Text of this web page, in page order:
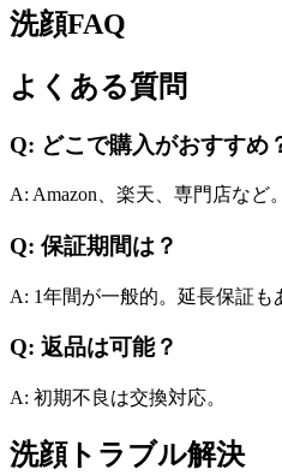
洗顔FAQ
よくある質問
Q: どこで購入がおすすめ
A: Amazon、楽天、専門店など
Q: 保証期間は？
A: 1年間が一般的。延長保証も
Q: 返品は可能？
A: 初期不良は交換対応。
洗顔トラブル解決